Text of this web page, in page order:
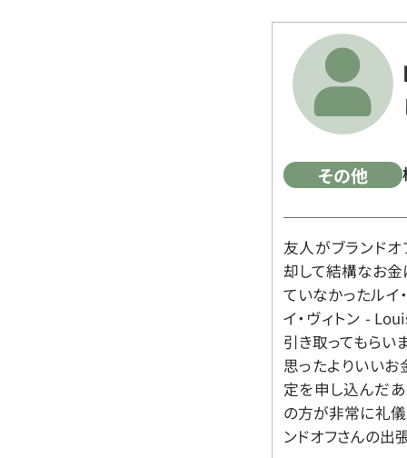
その他
友人がブランド
却して結構なお金
ていなかったルイ
イ・ヴィトン -
引き取ってもらい
思ったよりいいお
定を申し込んだ
の方が非常に礼儀
ンドオフさんの出